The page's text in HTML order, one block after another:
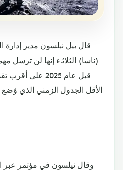
قال بيل نيلسون مدير إدارة
(ناسا) الثلاثاء إنها لن ترسل
قبل عام 2025
الأقل الجدول الزمني الذي
وقال نيلسون في مؤتمر عبر